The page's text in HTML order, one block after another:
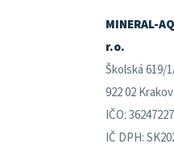
MINERAL-
r.o.
Školská 619/
922 02
IČO: 36247227
IČ DPH: